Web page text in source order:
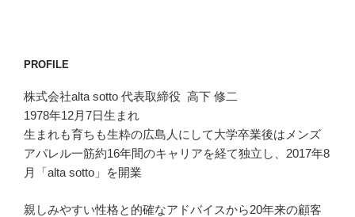
PROFILE
株式会社alta sotto 代表取締役 高下 修二
1978年12月7日生まれ
生まれも育ちも生粋の広島人にして大学卒業後はメンズ
アパレル一筋約16年間のキャリアを経て独立し、2017年8
月「alta sotto」を開業
親しみやすい性格と的確なアドバイスから20年来の顧客